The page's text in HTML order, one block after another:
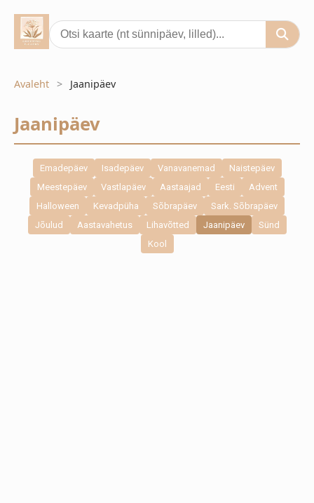
Avaleht Jaanipäev
Jaanipäev
Emadepäev Isadepäev Vanavanemad
Naistepäev
Meestepäev
Vastlapäev Aastaajad Eesti
Advent
Halloween
Kevadpüha Sõbrapäev
Sark. Sõbrapäev
Jõulud
Aastavahetus Lihavõtted Jaanipäev
Sünd
Kool